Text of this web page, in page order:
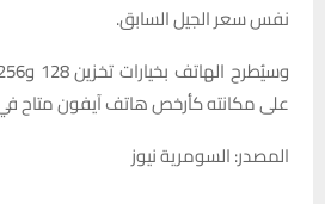
نفس سعر الجيل السابق.
على مكانته كأرخص هاتف آيفون متاح
المصدر: السومرية نيوز